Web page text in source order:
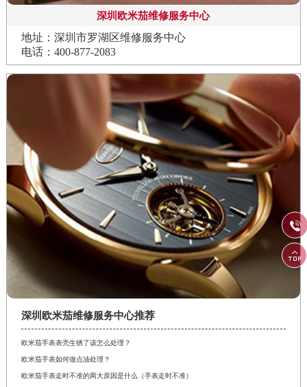
深圳欧米茄维修服务中心
地址：深圳市罗湖区维修服务中心
电话：400-877-2083
深圳欧米茄维修服务中心推荐
欧米茄手表表壳生锈了该怎么处理？
欧米茄手表如何做点油处理？
欧米茄手表走时不准的两大原因是什么（手表走时不准）

